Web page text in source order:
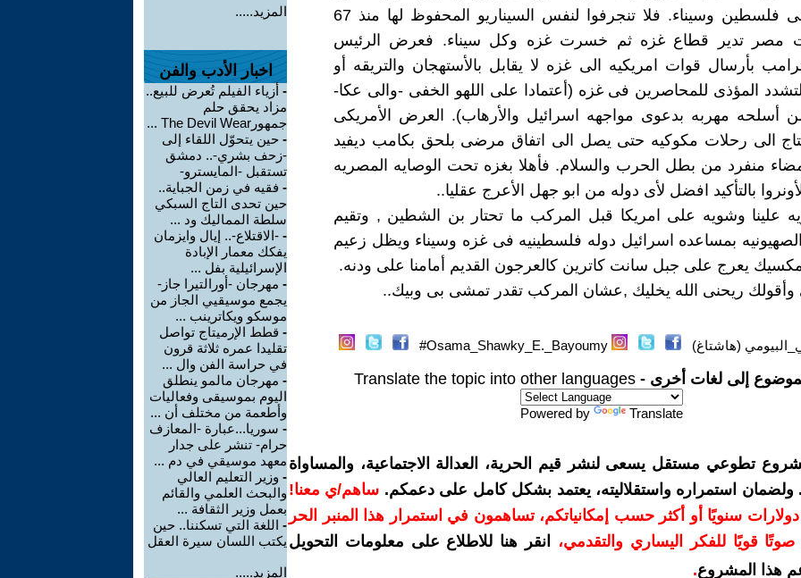
التاريخيه فى فلسطين وسيناء. فلا تنجرفوا لنفس السيناريو المحفوظ لها منذ 67
مصر تدير قطاع غزه ثم خسرت غزه وكل سيناء. فعرض الرئيس
بأرسال قوات امريكيه الى غزه لا يقابل بالأستهجان والتريقه أو
المؤذى للمحاصرين فى غزه (أعتمادا على اللهو الخفى -والى عكا-
أسلحه مهربه بدعوى مواجهه اسرائيل والأرهاب). العرض الأمريكى
الى رحلات مكوكيه حتى يصل الى اتفاق مرضى بلحق بكامب ديفيد
منفرد من بطل الحرب والسلام. فأهلا بغزه تحت الوصايه المصريه
بالتأكيد افضل لأى دوله من ابو جهل الأعرج عقليا..
علينا وشويه على امريكا قبل المركب ما تحتار بن الشطين , وتقيم
الصهيونيه بمساعده اسرائيل دوله فلسطينيه فى غزه وسيناء ويظل زعيم
يعرج على جبل سانت كاترين كالعرجون القديم أمامنا على ودنه.
وأقولك ريحنى الله يخليك ,عشان المركب تقدر تمشى بى وبيك..
(هاشتاغ) Osama_Shawky_E._Bayoumy#
إلى لغات أخرى - Translate the topic into other languages
Powered by Translate
تطوعي مستقل يسعى لنشر قيم الحرية، العدالة الاجتماعية، والمساواة
ولضمان استمراره واستقلاليته، يعتمد بشكل كامل على دعمكم. ساهم/ي معنا!
بدعمكم بمبلغ 10 دولارات سنويًا أو أكثر حسب إمكانياتكم، تساهمون في استمرار هذا المنبر الحر
قويًا للفكر اليساري والتقدمي،
انقر هنا للاطلاع على معلومات التحويل
هذا المشروع.
المزيد.....
اخبار الأدب والفن
- أزياء الفيلم تُعرض للبيع..
مزاد يحقق حلم
جمهورThe Devil Wear ...
- حين يتحوّل اللقاء إلى
-زحف بشري-.. دمشق
تستقبل -المايسترو-
- فقيه في زمن الجباية..
حين تحدى التاج السبكي
سلطة المماليك ود ...
- -الاقتلاع-.. إيال وايزمان
يفكك معمار الإبادة
الإسرائيلية بفل ...
- مهرجان -أورالتيرا جاز-
يجمع موسيقيي الجاز من
موسكو ويكاترينب ...
- قطط الإرميتاج تواصل
تقليدا عمره ثلاثة قرون
في حراسة الفن وال ...
- مهرجان مالمو ينطلق
اليوم بموسيقى وفعاليات
وأطعمة من مختلف أن ...
- سوريا...عبارة -المعازف
حرام- تنشر على جدار
معهد موسيقي في دم ...
- وزير التعليم العالي
والبحث العلمي والقائم
بعمل وزير الثقافة ...
- اللغة التي تسكننا.. حين
يكتب اللسان سيرة العقل
المزيد.....